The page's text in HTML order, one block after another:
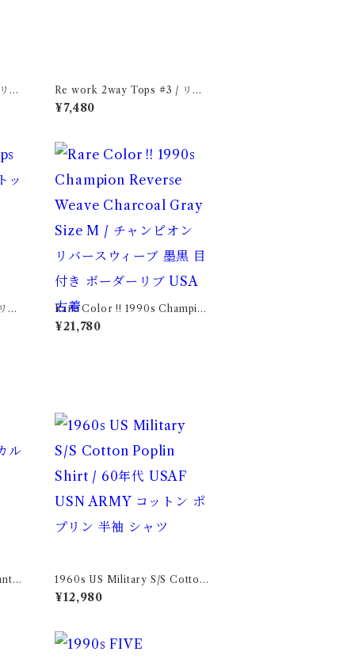
ワ
Re work 2way Tops #3 / リワ
ーク 2way トップス 古着
¥7,480
Rare Color !! 1990s Champio
n Reverse Weave Charcoal G
ray Size M / チャンピオン リバ
¥21,780
/
1960s US Military S/S Cotton
Poplin Shirt / 60年代 USAF U
SN ARMY コットン ポプリン 半
¥12,980